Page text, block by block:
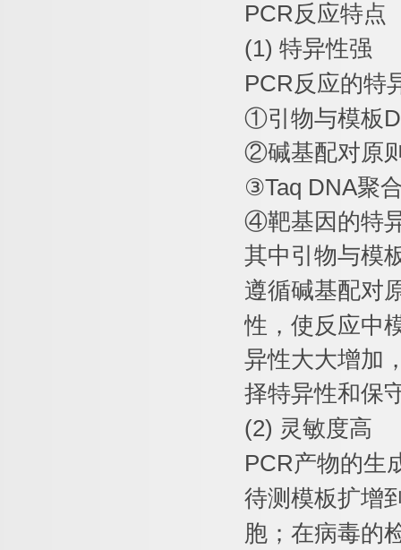
PCR反应特点
(1) 特异性强
PCR反应的特
①引物与模板
②碱基配对原
③Taq DNA聚
④靶基因的特
其中引物与模
遵循碱基配对
性，使反应中
异性大大增加
择特异性和保
(2) 灵敏度高
PCR产物的生
待测模板扩增
胞；在病毒的